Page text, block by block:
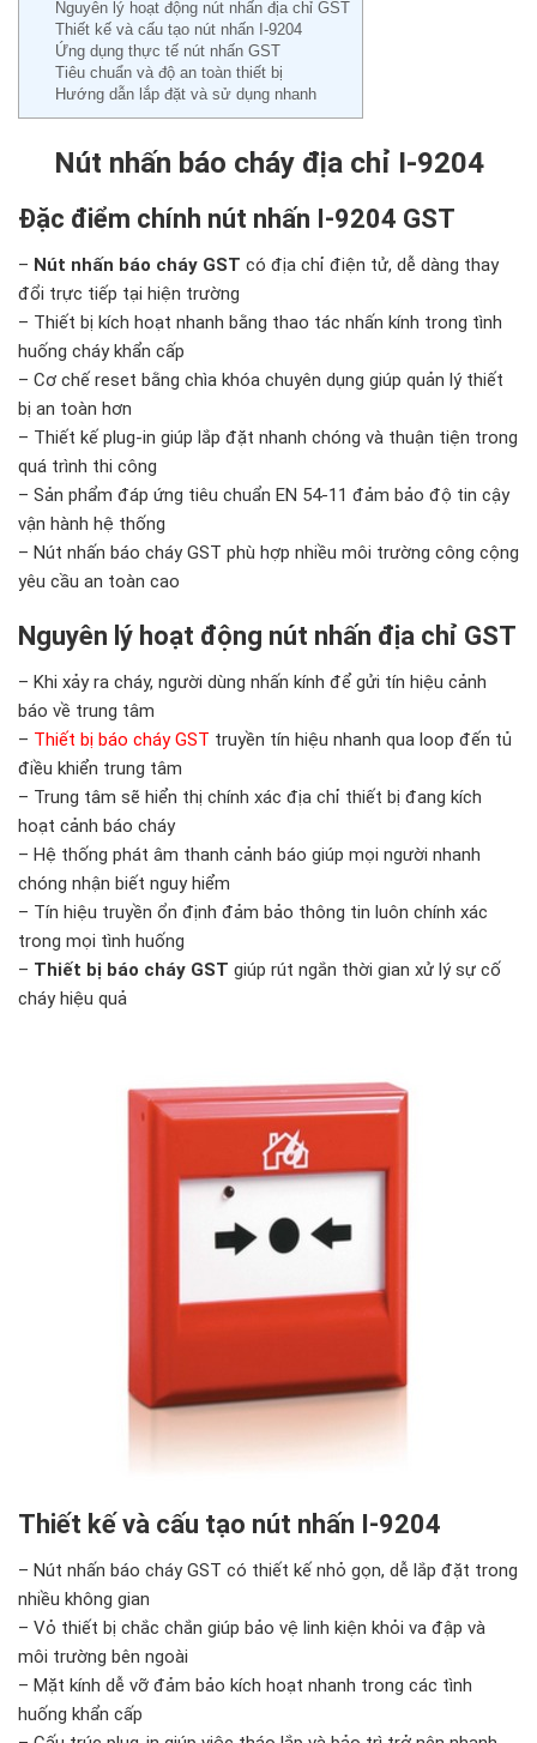
Nguyên lý hoạt động nút nhấn địa chỉ GST
Thiết kế và cấu tạo nút nhấn I-9204
Ứng dụng thực tế nút nhấn GST
Tiêu chuẩn và độ an toàn thiết bị
Hướng dẫn lắp đặt và sử dụng nhanh
Nút nhấn báo cháy địa chỉ I-9204
Đặc điểm chính nút nhấn I-9204 GST
– Nút nhấn báo cháy GST có địa chỉ điện tử, dễ dàng thay
đổi trực tiếp tại hiện trường
– Thiết bị kích hoạt nhanh bằng thao tác nhấn kính trong tình
huống cháy khẩn cấp
– Cơ chế reset bằng chìa khóa chuyên dụng giúp quản lý thiết
bị an toàn hơn
– Thiết kế plug-in giúp lắp đặt nhanh chóng và thuận tiện trong
quá trình thi công
– Sản phẩm đáp ứng tiêu chuẩn EN 54-11 đảm bảo độ tin cậy
vận hành hệ thống
– Nút nhấn báo cháy GST phù hợp nhiều môi trường công cộng
yêu cầu an toàn cao
Nguyên lý hoạt động nút nhấn địa chỉ GST
– Khi xảy ra cháy, người dùng nhấn kính để gửi tín hiệu cảnh
báo về trung tâm
– Thiết bị báo cháy GST truyền tín hiệu nhanh qua loop đến tủ
điều khiển trung tâm
– Trung tâm sẽ hiển thị chính xác địa chỉ thiết bị đang kích
hoạt cảnh báo cháy
– Hệ thống phát âm thanh cảnh báo giúp mọi người nhanh
chóng nhận biết nguy hiểm
– Tín hiệu truyền ổn định đảm bảo thông tin luôn chính xác
trong mọi tình huống
– Thiết bị báo cháy GST giúp rút ngắn thời gian xử lý sự cố
cháy hiệu quả
Thiết kế và cấu tạo nút nhấn I-9204
– Nút nhấn báo cháy GST có thiết kế nhỏ gọn, dễ lắp đặt trong
nhiều không gian
– Vỏ thiết bị chắc chắn giúp bảo vệ linh kiện khỏi va đập và
môi trường bên ngoài
– Mặt kính dễ vỡ đảm bảo kích hoạt nhanh trong các tình
huống khẩn cấp